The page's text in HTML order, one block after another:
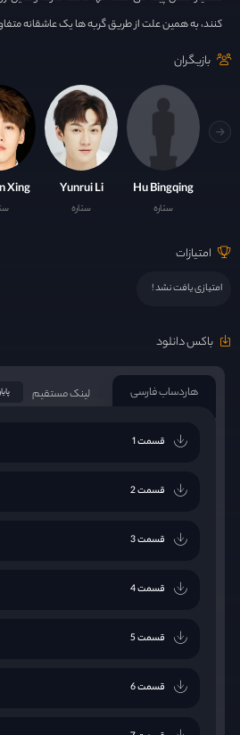
کنند، به همین علت از طریق گربه ها یک عاشقانه
بازیگران
Hu Bingqing
ستاره
Yunrui Li
ستاره
Xing
امتیازات
امتیازی یافت نشد !
باکس دانلود
هاردساب فارسی لینک مستقیم
قسمت 1
قسمت 2
قسمت 3
قسمت 4
قسمت 5
قسمت 6